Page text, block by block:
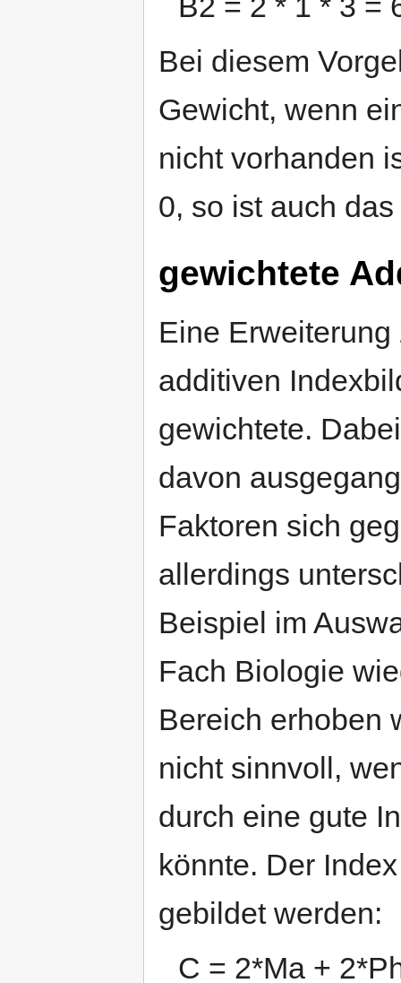
Bei diesem
Gewicht, wenn
nicht vorhanden
0, so ist auch
gewichtete
Eine
additiven
gewichtete.
davon
Faktoren sich
allerdings
Beispiel im
Fach Biologie
Bereich erhoben
nicht sinnvoll,
durch eine gute
könnte. Der
gebildet werden:
C = 2*Ma +